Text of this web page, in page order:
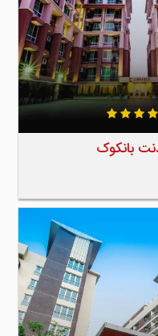
بانکوک